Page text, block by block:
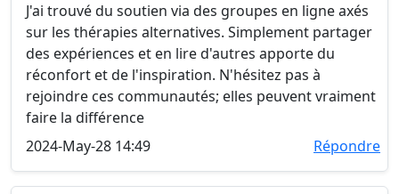
J'ai trouvé du soutien via des groupes en ligne axés
sur les thérapies alternatives. Simplement partager
des expériences et en lire d'autres apporte du
réconfort et de l'inspiration. N'hésitez pas à
rejoindre ces communautés; elles peuvent vraiment
faire la différence
2024-May-28 14:49
Répondre